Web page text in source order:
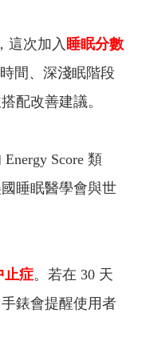
這次加入 睡眠分數
間、深淺眠階段
配改善建議。
Score 類
睡眠醫學會與世
止症。若在 30 天
錶會提醒使用者